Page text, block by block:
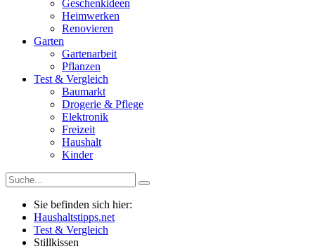
Geschenkideen
Heimwerken
Renovieren
Garten
Gartenarbeit
Pflanzen
Test & Vergleich
Baumarkt
Drogerie & Pflege
Elektronik
Freizeit
Haushalt
Kinder
Sie befinden sich hier:
Haushaltstipps.net
Test & Vergleich
Stillkissen